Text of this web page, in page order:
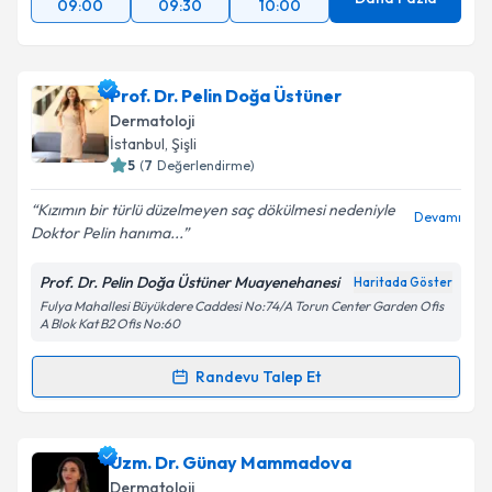
09:00 09:30 10:00
Prof. Dr. Pelin Doğa Üstüner
Dermatoloji
İstanbul, Şişli
5 (7 Değerlendirme)
Kızımın bir türlü düzelmeyen saç dökülmesi nedeniyle
Doktor Pelin hanıma...
Devamı
Prof. Dr. Pelin Doğa Üstüner Muayenehanesi Haritada Göster
Fulya Mahallesi Büyükdere Caddesi No:74/A Torun Center Garden Ofis
A Blok Kat B2 Ofis No:60
Randevu Talep Et
Randevu Takvimi Talebi
Prof. Dr. Pelin Doğa Üstüneriçin randevu takvimi
talebi oluşturun. Size bu uzmandan randevu almanız
Uzm. Dr. Günay Mammadova
Dermatoloji